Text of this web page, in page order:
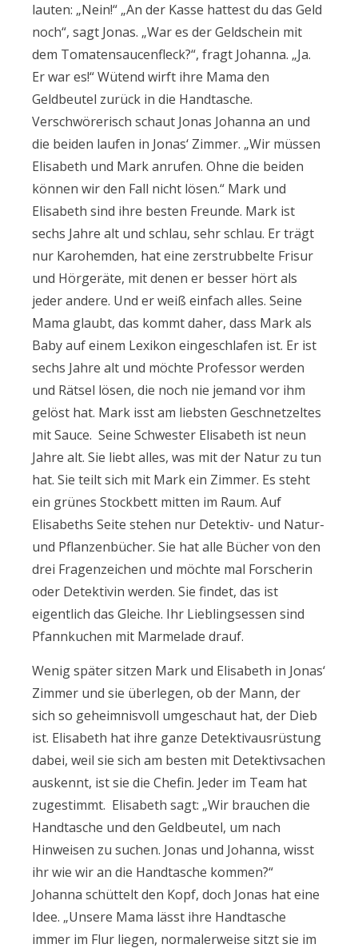
lauten: „Nein!“ „An der Kasse hattest du das Geld
noch“, sagt Jonas. „War es der Geldschein mit
dem Tomatensaucenfleck?“, fragt Johanna. „Ja.
Er war es!“ Wütend wirft ihre Mama den
Geldbeutel zurück in die Handtasche.
Verschwörerisch schaut Jonas Johanna an und
die beiden laufen in Jonas‘ Zimmer. „Wir müssen
Elisabeth und Mark anrufen. Ohne die beiden
können wir den Fall nicht lösen.“ Mark und
Elisabeth sind ihre besten Freunde. Mark ist
sechs Jahre alt und schlau, sehr schlau. Er trägt
nur Karohemden, hat eine zerstrubbelte Frisur
und Hörgeräte, mit denen er besser hört als
jeder andere. Und er weiß einfach alles. Seine
Mama glaubt, das kommt daher, dass Mark als
Baby auf einem Lexikon eingeschlafen ist. Er ist
sechs Jahre alt und möchte Professor werden
und Rätsel lösen, die noch nie jemand vor ihm
gelöst hat. Mark isst am liebsten Geschnetzeltes
mit Sauce. Seine Schwester Elisabeth ist neun
Jahre alt. Sie liebt alles, was mit der Natur zu tun
hat. Sie teilt sich mit Mark ein Zimmer. Es steht
ein grünes Stockbett mitten im Raum. Auf
Elisabeths Seite stehen nur Detektiv- und Natur-
und Pflanzenbücher. Sie hat alle Bücher von den
drei Fragenzeichen und möchte mal Forscherin
oder Detektivin werden. Sie findet, das ist
eigentlich das Gleiche. Ihr Lieblingsessen sind
Pfannkuchen mit Marmelade drauf.
Wenig später sitzen Mark und Elisabeth in Jonas‘
Zimmer und sie überlegen, ob der Mann, der
sich so geheimnisvoll umgeschaut hat, der Dieb
ist. Elisabeth hat ihre ganze Detektivausrüstung
dabei, weil sie sich am besten mit Detektivsachen
auskennt, ist sie die Chefin. Jeder im Team hat
zugestimmt. Elisabeth sagt: „Wir brauchen die
Handtasche und den Geldbeutel, um nach
Hinweisen zu suchen. Jonas und Johanna, wisst
ihr wie wir an die Handtasche kommen?“
Johanna schüttelt den Kopf, doch Jonas hat eine
Idee. „Unsere Mama lässt ihre Handtasche
immer im Flur liegen, normalerweise sitzt sie im